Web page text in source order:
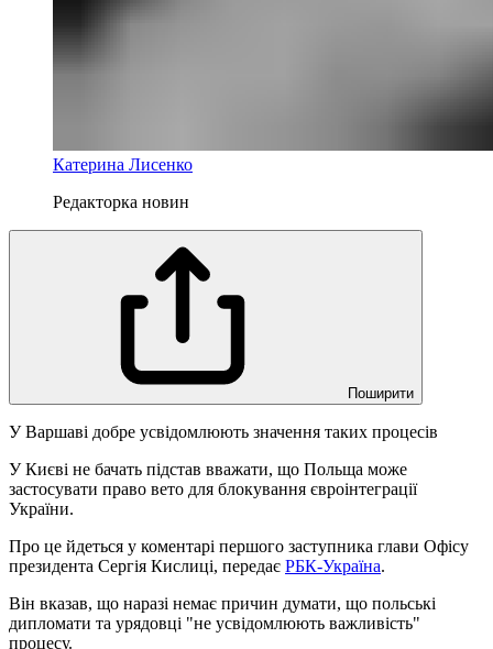
Катерина Лисенко
Редакторка новин
Поширити
У Варшаві добре усвідомлюють значення таких процесів
У Києві не бачать підстав вважати, що Польща може
застосувати право вето для блокування євроінтеграції
України.
Про це йдеться у коментарі першого заступника глави Офісу
президента Сергія Кислиці, передає РБК-Україна.
Він вказав, що наразі немає причин думати, що польські
дипломати та урядовці "не усвідомлюють важливість"
процесу.